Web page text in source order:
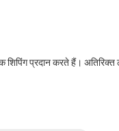
प्रदान करते हैं। अतिरिक्त